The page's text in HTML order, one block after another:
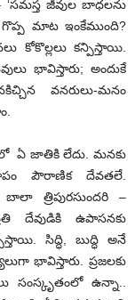
‘సమస్త జీవుల బాధలను
గొప్ప మాట ఇంకేముంది?
కోకొల్లలు కన్పిస్తాయి.
భావిస్తారు; అందుకే
వనరులు-మనం
ఏ జాతికి లేదు. మనకు
పౌరాణిక దేవతలే.
త్రిపురసుందరి –
దేవుడికి ఉపాసనకు
సిద్ధి, బుద్ధి అనే
భావిస్తారు. ప్రజలకు
సంస్కృతంలో ఉన్నా..